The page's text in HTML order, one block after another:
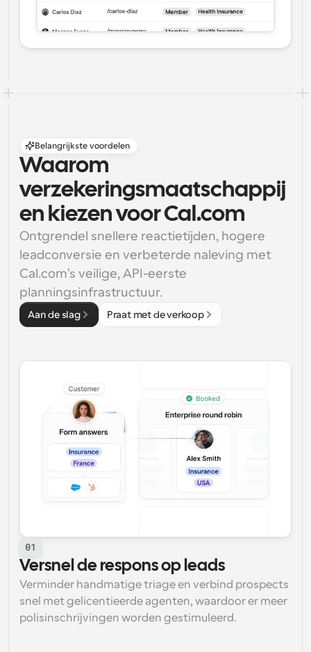
Belangrijkste voordelen
Waarom
verzekeringsmaatschappij
en kiezen voor Cal.com
Ontgrendel snellere reactietijden, hogere
leadconversie en verbeterde naleving met
Cal.com's veilige, API-eerste
planningsinfrastructuur.
Aan de slag Praat met de verkoop
01
Versnel de respons op leads
Verminder handmatige triage en verbind prospects
snel met gelicentieerde agenten, waardoor er meer
polisinschrijvingen worden gestimuleerd.